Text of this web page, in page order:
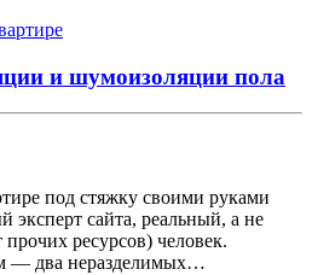
и шумоизоляции пола
под стяжку своими руками
эксперт сайта, реальный, а не
ресурсов) человек.
— два неразделимых…